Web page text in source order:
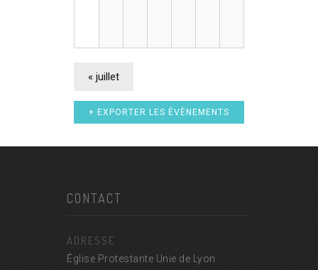
« juillet
+ EXPORTER LES ÉVÈNEMENTS
CONTACT
ADRESSE
Église Protestante Unie de Lyon